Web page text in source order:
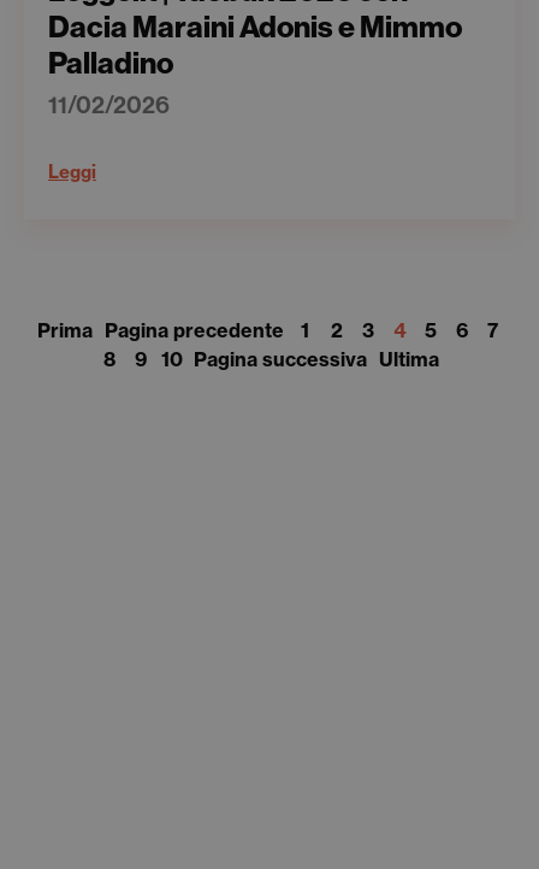
Dacia Maraini Adonis e Mimmo
Palladino
11/02/2026
Leggi
Prima Pagina precedente 1 2 3 4 5 6
7
8
9 10 Pagina successiva Ultima